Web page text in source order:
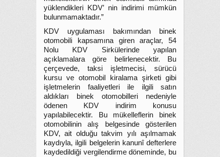
yüklendikleri KDV’ nin indirimi mümkün
bulunmamaktadır.”
KDV uygulaması bakımından binek
otomobili kapsamına giren araçlar, 54
Nolu KDV Sirkülerinde yapılan
açıklamalara göre belirlenecektir. Bu
çerçevede, taksi işletmecisi, sürücü
kursu ve otomobil kiralama şirketi gibi
işletmelerin faaliyetleri ile ilgili satın
aldıkları binek otomobilleri nedeniyle
ödenen KDV indirim konusu
yapılabilecektir. Bu mükelleflerin binek
otomobilinin alış belgesinde gösterilen
KDV, ait olduğu takvim yılı aşılmamak
kaydıyla, ilgili belgelerin kanunî defterlere
kaydedildiği vergilendirme döneminde, bu